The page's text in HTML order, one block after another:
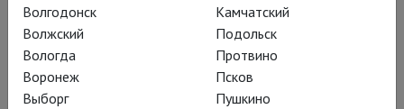
На занавесе «Студии
театрального искусства»
Волгодонск
Волжский
Вологда
Воронеж
Выборг
Камчатский
Подольск
Протвино
Псков
Пушкино